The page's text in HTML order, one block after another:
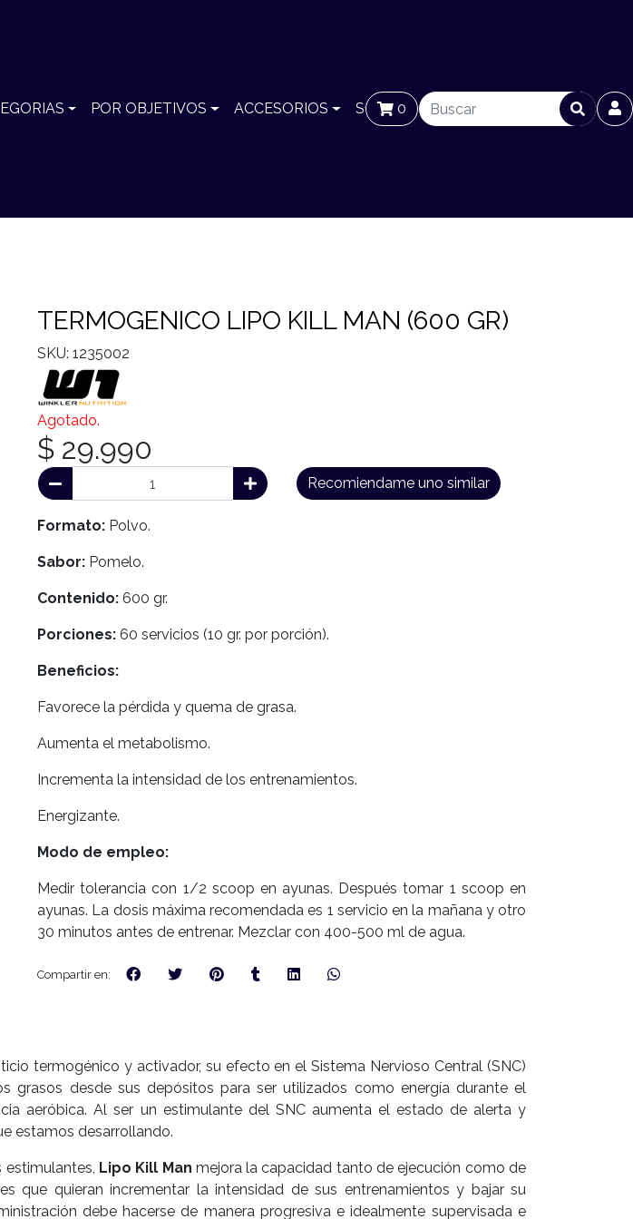
POR OBJETIVOS ACCESORIOS SUCURSALES BLOG
0
TERMOGENICO LIPO KILL MAN (600 GR)
SKU: 1235002
Agotado.
$ 29.990
Recomiendame uno similar
Formato: Polvo.
Sabor: Pomelo.
Contenido: 600 gr.
Porciones: 60 servicios (10 gr. por porción).
Beneficios:
Favorece la pérdida y quema de grasa.
Aumenta el metabolismo.
Incrementa la intensidad de los entrenamientos.
Energizante.
Modo de empleo:
Medir tolerancia con 1/2 scoop en ayunas. Después tomar 1 scoop en
ayunas. La dosis máxima recomendada es 1 servicio en la mañana y otro
30 minutos antes de entrenar. Mezclar con 400-500 ml de agua.
Compartir en:
termogénico y activador, su efecto en el Sistema Nervioso Central (SNC)
grasos desde sus depósitos para ser utilizados como energía durante el
aeróbica. Al ser un estimulante del SNC aumenta el estado de alerta y
estamos desarrollando.
Lipo Kill Man mejora la capacidad tanto de ejecución como de
que quieran incrementar la intensidad de sus entrenamientos y bajar su
debe hacerse de manera progresiva e idealmente supervisada e